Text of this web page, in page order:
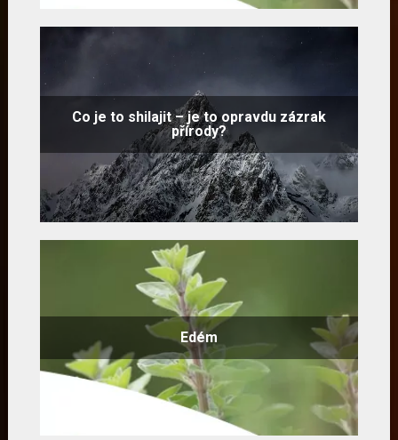
Co je to shilajit – je to opravdu zázrak
přírody?
Edém